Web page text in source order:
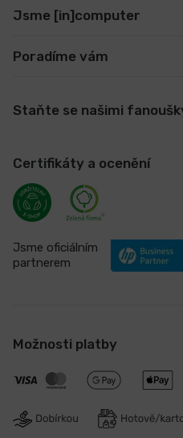
Jsme [in]computer
Poradíme vám
Staňte se našimi
Certifikáty a ocenění
Jsme oficiálním
partnerem
Možnosti platby